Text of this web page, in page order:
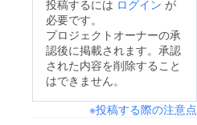
投稿するには ログイン が
必要です。
プロジェクトオーナーの承
認後に掲載されます。承認
された内容を削除すること
はできません。
※投稿する際の注意点